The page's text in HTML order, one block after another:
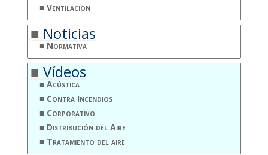
Ventilación
Noticias
Normativa
Vídeos
Acústica
Contra Incendios
Corporativo
Distribución del Aire
Tratamiento del aire